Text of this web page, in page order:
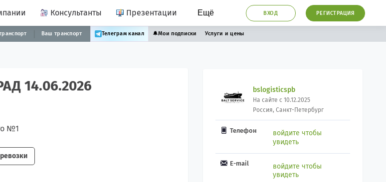
Консультанты Презентации Ещё ВХОД РЕГИСТРАЦИЯ
Ваш транспорт Телеграм канал 🔔Мои подписки Услуги и цены
14.06.2026 bslogisticspb
На сайте с 10.12.2025
Россия, Санкт-Петербург
Телефон
войдите чтобы
увидеть
E-mail
войдите чтобы
увидеть